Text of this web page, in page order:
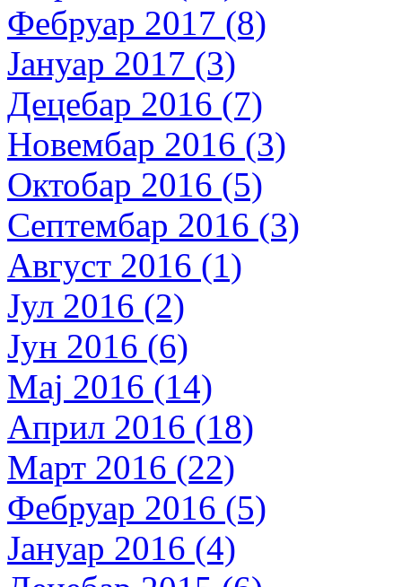
Фебруар 2017 (8)
Јануар 2017 (3)
Децебар 2016 (7)
Новембар 2016 (3)
Октобар 2016 (5)
Септембар 2016 (3)
Август 2016 (1)
Јул 2016 (2)
Јун 2016 (6)
Мај 2016 (14)
Април 2016 (18)
Март 2016 (22)
Фебруар 2016 (5)
Јануар 2016 (4)